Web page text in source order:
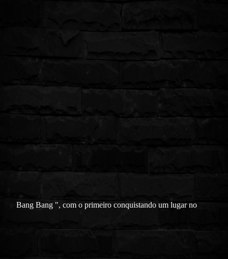
Bang Bang ", com o primeiro conquistando um lugar no